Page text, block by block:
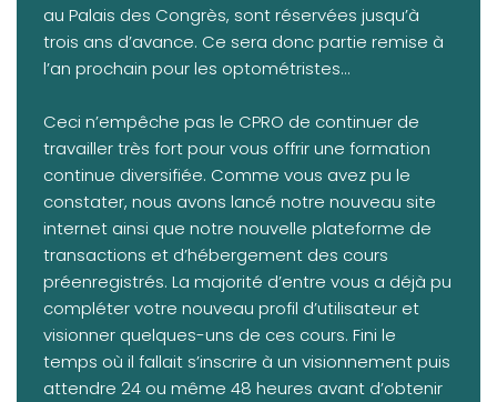
au Palais des Congrès, sont réservées jusqu’à
trois ans d’avance. Ce sera donc partie remise à
l’an prochain pour les optométristes…
Ceci n’empêche pas le CPRO de continuer de
travailler très fort pour vous offrir une formation
continue diversifiée. Comme vous avez pu le
constater, nous avons lancé notre nouveau site
internet ainsi que notre nouvelle plateforme de
transactions et d’hébergement des cours
préenregistrés. La majorité d’entre vous a déjà pu
compléter votre nouveau profil d’utilisateur et
visionner quelques-uns de ces cours. Fini le
temps où il fallait s’inscrire à un visionnement puis
attendre 24 ou même 48 heures avant d’obtenir